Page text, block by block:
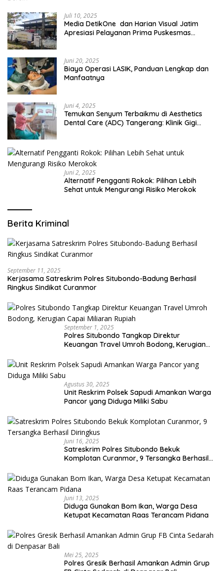
Juli 10, 2025
Media DetikOne dan Harian Visual Jatim
Apresiasi Pelayanan Prima Puskesmas
Juni 20, 2025
Biaya Operasi LASIK, Panduan Lengkap dan
Manfaatnya
Juni 4, 2025
Temukan Senyum Terbaikmu di Aesthetics
Dental Care (ADC) Tangerang: Klinik Gigi
Juni 2, 2025
Alternatif Pengganti Rokok: Pilihan Lebih
Sehat untuk Mengurangi Risiko Merokok
Berita Kriminal
September 11, 2025
Kerjasama Satreskrim Polres Situbondo-Badung Berhasil
Ringkus Sindikat Curanmor
September 1, 2025
Polres Situbondo Tangkap Direktur
Keuangan Travel Umroh Bodong, Kerugian
Agustus 30, 2025
Unit Reskrim Polsek Sapudi Amankan Warga
Pancor yang Diduga Miliki Sabu
Juni 16, 2025
Satreskrim Polres Situbondo Bekuk
Komplotan Curanmor, 9 Tersangka Berhasil
Juni 13, 2025
Diduga Gunakan Bom Ikan, Warga Desa
Ketupat Kecamatan Raas Terancam Pidana
Mei 25, 2025
Polres Gresik Berhasil Amankan Admin Grup